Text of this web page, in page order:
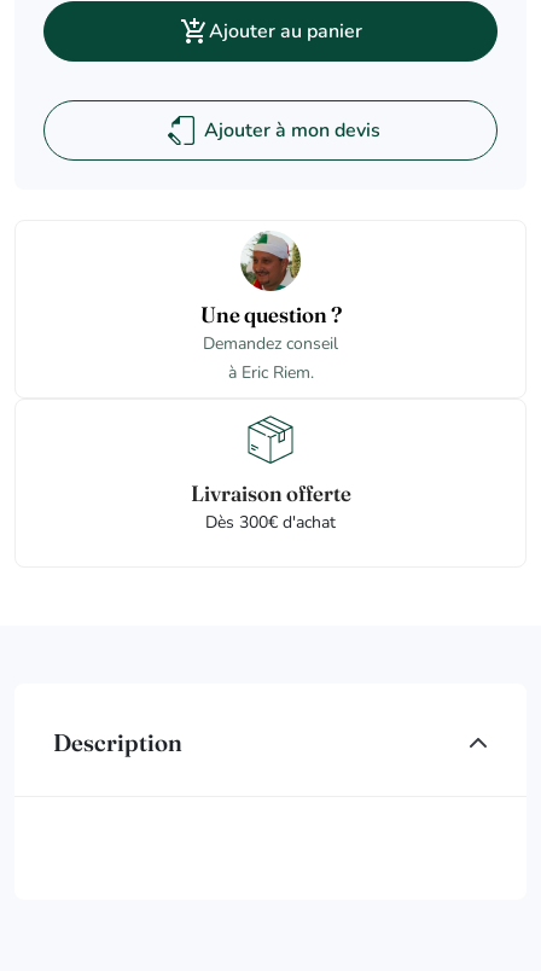
Ajouter au panier
Ajouter à mon devis
Une question ?
Demandez conseil
à Eric Riem.
Livraison offerte
Dès 300€ d'achat
Description